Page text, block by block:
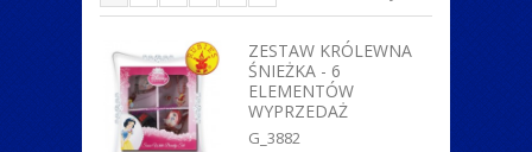
ZWIERZĄTKA
ZESTAW KRÓLEWNA
ŚNIEŻKA - 6
ELEMENTÓW
WYPRZEDAŻ
G_3882